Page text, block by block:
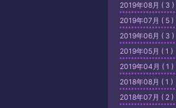
2019年08月 ( 3 )
2019年07月 ( 5 )
2019年06月 ( 3 )
2019年05月 ( 1 )
2019年04月 ( 1 )
2018年08月 ( 1 )
2018年07月 ( 2 )